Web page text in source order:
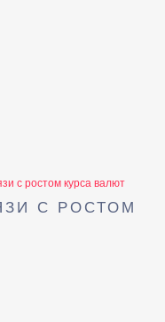
с ростом курса валют
С РОСТОМ